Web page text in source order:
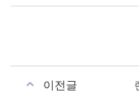
이전글